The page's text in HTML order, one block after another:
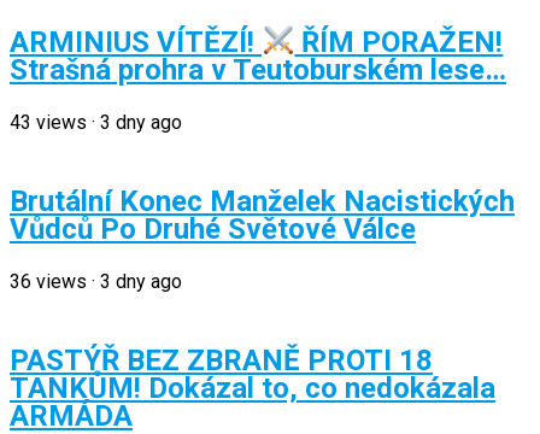
ARMINIUS VÍTĚZÍ!
ŘÍM PORAŽEN!
Strašná prohra v Teutoburském lese…
43 views · 3 dny ago
Brutální Konec Manželek Nacistických
Vůdců Po Druhé Světové Válce
36 views · 3 dny ago
PASTÝŘ BEZ ZBRANĚ PROTI 18
TANKŮM! Dokázal to, co nedokázala
ARMÁDA